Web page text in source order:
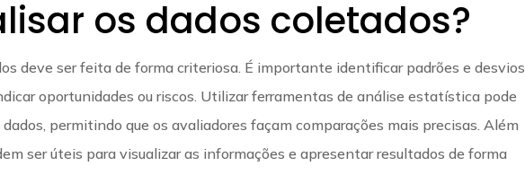
os dados coletados?
deve ser feita de forma criteriosa. É importante identificar padrões e desvios
oportunidades ou riscos. Utilizar ferramentas de análise estatística pode
permitindo que os avaliadores façam comparações mais precisas. Além
ser úteis para visualizar as informações e apresentar resultados de forma